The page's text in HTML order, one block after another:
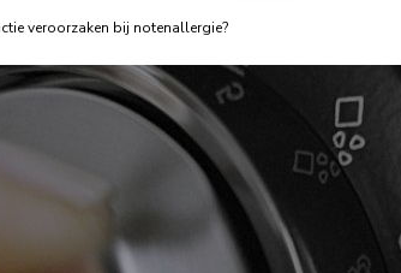
veroorzaken bij notenallergie?